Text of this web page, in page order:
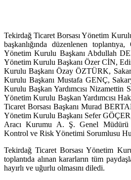
Tekirdağ Ticaret Borsası Yönetim
başkanlığında düzenlenen
Yönetim Kurulu Başkanı Abdullah
Yönetim Kurulu Başkanı Özer CİN,
Kurulu Başkanı Özay ÖZTÜRK,
Kurulu Başkanı Mustafa GENÇ,
Kurulu Başkan Yardımcısı Nizamettin
Yönetim Kurulu Başkan Yardımcısı
Ticaret Borsası Başkanı Murad
Yönetim Kurulu Başkanı Sefer
Aracı Kurumu A. Ş. Genel
Kontrol ve Risk Yönetimi Sorumlusu
Tekirdağ Ticaret Borsası Yönetim
toplantıda alınan kararların tüm
hayırlı ve uğurlu olmasını diledi.